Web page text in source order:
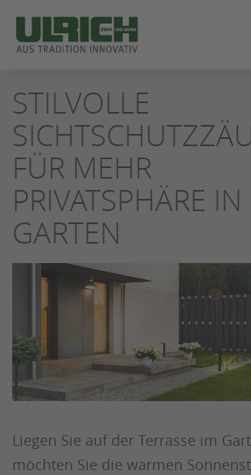
SEITENINHALT
SPRINGEN
STILVOLLE
FÜR MEHR
PRIVATSPHÄRE
GARTEN
Liegen Sie auf der Terrasse im
möchten Sie die warmen